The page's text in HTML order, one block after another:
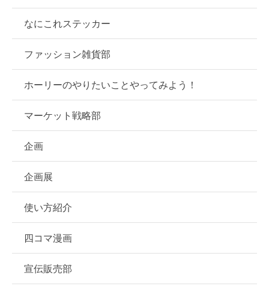
なにこれステッカー
ファッション雑貨部
ホーリーのやりたいことやってみよう！
マーケット戦略部
企画
企画展
使い方紹介
四コマ漫画
宣伝販売部